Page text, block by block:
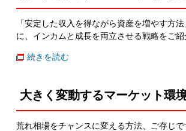
「安定した収入を得ながら資産を増やす方
に、インカムと成長を両立させる戦略をご
続きを読む
大きく変動するマーケット環
荒れ相場をチャンスに変える方法、ご存じ